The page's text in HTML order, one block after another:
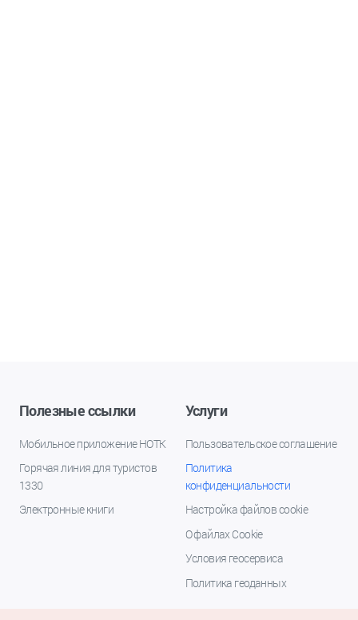
Полезные ссылки
Мобильное приложение НОТК
Горячая линия для туристов
1330
Электронные книги
Услуги
Пользовательское соглашение
Политика
конфиденциальности
Настройка файлов cookie
О файлах Cookie
Условия геосервиса
Политика геоданных